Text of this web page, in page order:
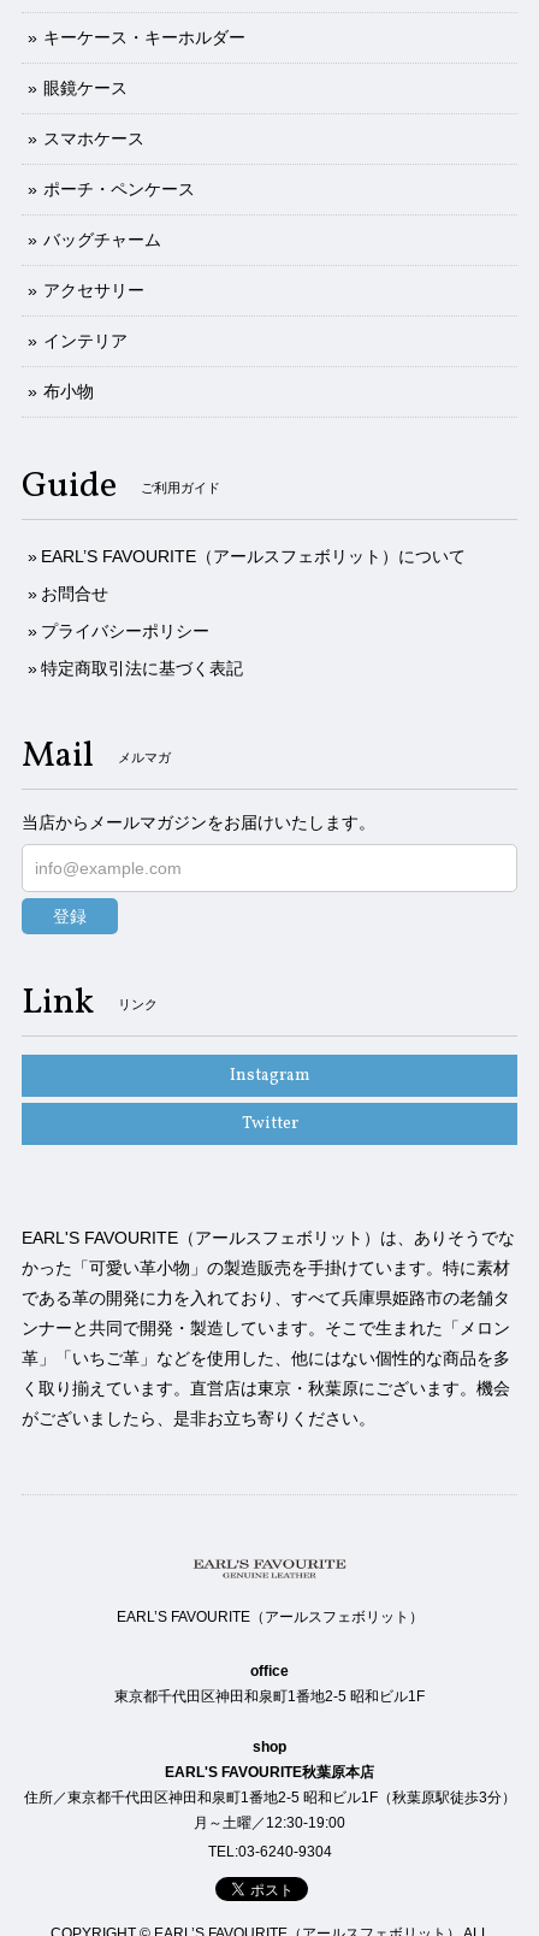
キーケース・キーホルダー
眼鏡ケース
スマホケース
ポーチ・ペンケース
バッグチャーム
アクセサリー
インテリア
布小物
Guide ご利用ガイド
EARL’S FAVOURITE（アールスフェボリット）について
お問合せ
プライバシーポリシー
特定商取引法に基づく表記
Mail メルマガ
当店からメールマガジンをお届けいたします。
登録
Link リンク
Instagram
Twitter
EARL'S FAVOURITE（アールスフェボリット）は、ありそうでな
かった「可愛い革小物」の製造販売を手掛けています。特に素材
である革の開発に力を入れており、すべて兵庫県姫路市の老舗タ
ンナーと共同で開発・製造しています。そこで生まれた「メロン
革」「いちご革」などを使用した、他にはない個性的な商品を多
く取り揃えています。直営店は東京・秋葉原にございます。機会
がございましたら、是非お立ち寄りください。
EARL’S FAVOURITE（アールスフェボリット）
office
東京都千代田区神田和泉町1番地2-5 昭和ビル1F
shop
EARL'S FAVOURITE秋葉原本店
住所／東京都千代田区神田和泉町1番地2-5 昭和ビル1F（秋葉原駅徒歩3分）
月～土曜／12:30-19:00
TEL:03-6240-9304